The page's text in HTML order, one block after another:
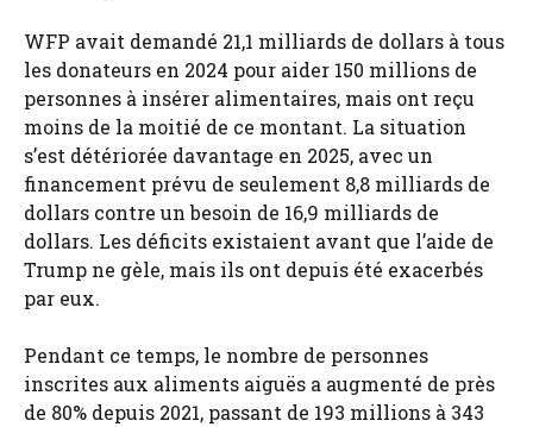
WFP avait demandé 21,1 milliards de dollars à tous
les donateurs en 2024 pour aider 150 millions de
personnes à insérer alimentaires, mais ont reçu
moins de la moitié de ce montant. La situation
s’est détériorée davantage en 2025, avec un
financement prévu de seulement 8,8 milliards de
dollars contre un besoin de 16,9 milliards de
dollars. Les déficits existaient avant que l’aide de
Trump ne gèle, mais ils ont depuis été exacerbés
par eux.
Pendant ce temps, le nombre de personnes
inscrites aux aliments aiguës a augmenté de près
de 80% depuis 2021, passant de 193 millions à 343